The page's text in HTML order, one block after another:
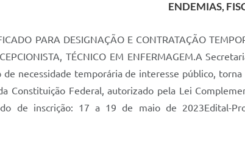
ENDEMIAS,
PARA DESIGNAÇÃO E CONTRATAÇÃO
TÉCNICO EM ENFERMAGEM.A
necessidade temporária de interesse público,
Constituição Federal, autorizado pela Lei
de inscrição: 17 a 19 de maio de 2023Edital-